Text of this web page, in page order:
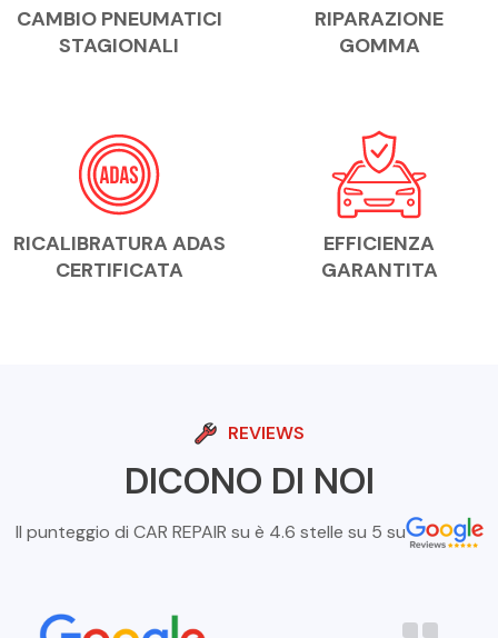
CAMBIO PNEUMATICI
STAGIONALI
RIPARAZIONE
GOMMA
RICALIBRATURA ADAS
CERTIFICATA
EFFICIENZA
GARANTITA
REVIEWS
DICONO DI NOI
Il punteggio di CAR REPAIR su è 4.6 stelle su 5 su